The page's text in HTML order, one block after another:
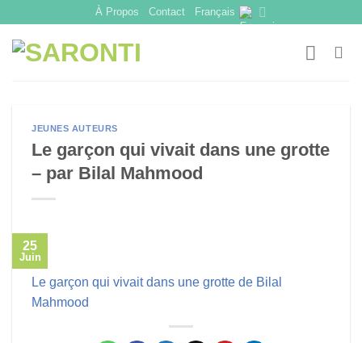
content
À Propos Contact Français
JEUNES AUTEURS
Le garçon qui vivait dans une grotte
– par Bilal Mahmood
25
Juin
Le garçon qui vivait dans une grotte de Bilal
Mahmood